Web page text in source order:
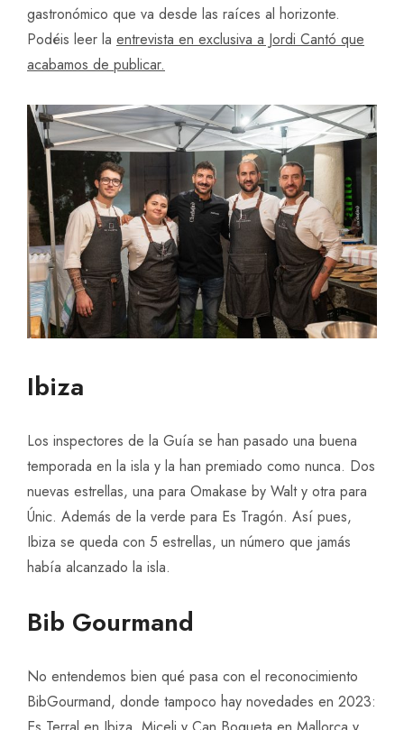
gastronómico que va desde las raíces al horizonte.
Podéis leer la entrevista en exclusiva a Jordi Cantó que
acabamos de publicar.
Ibiza
Los inspectores de la Guía se han pasado una buena
temporada en la isla y la han premiado como nunca. Dos
nuevas estrellas, una para Omakase by Walt y otra para
Únic. Además de la verde para Es Tragón. Así pues,
Ibiza se queda con 5 estrellas, un número que jamás
había alcanzado la isla.
Bib Gourmand
No entendemos bien qué pasa con el reconocimiento
BibGourmand, donde tampoco hay novedades en 2023: